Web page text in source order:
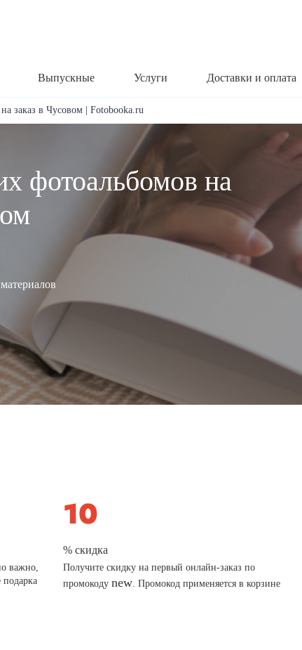
Выпускные Услуги Доставки и оплата
заказ в Чусовом | Fotobooka.ru
фотоальбомов на
важно,
подарка
% скидка
Получите скидку на первый онлайн-заказ по
промокодуnew . Промокод применяется в корзине